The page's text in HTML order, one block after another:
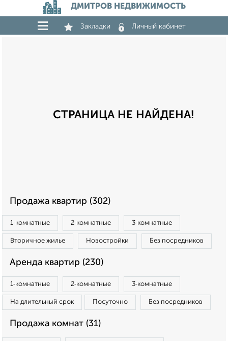
ДМИТРОВ НЕДВИЖИМОСТЬ
Закладки Личный кабинет
СТРАНИЦА НЕ НАЙДЕНА!
Продажа квартир (302)
1‑комнатные 2‑комнатные 3‑комнатные
Вторичное жилье Новостройки Без посредников
Аренда квартир (230)
1‑комнатные 2‑комнатные 3‑комнатные
На длительный срок Посуточно Без посредников
Продажа комнат (31)